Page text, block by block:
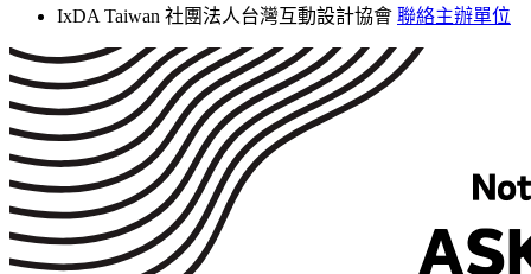
IxDA Taiwan 社團法人台灣互動設計協會 聯絡主辦單位